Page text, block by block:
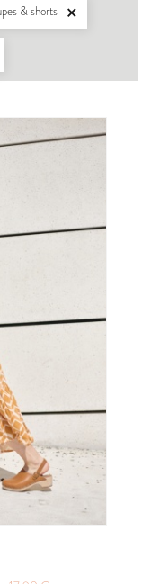
& shorts 